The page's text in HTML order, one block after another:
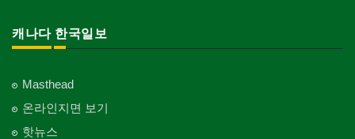
캐나다 한국일보
Masthead
온라인지면 보기
핫뉴스